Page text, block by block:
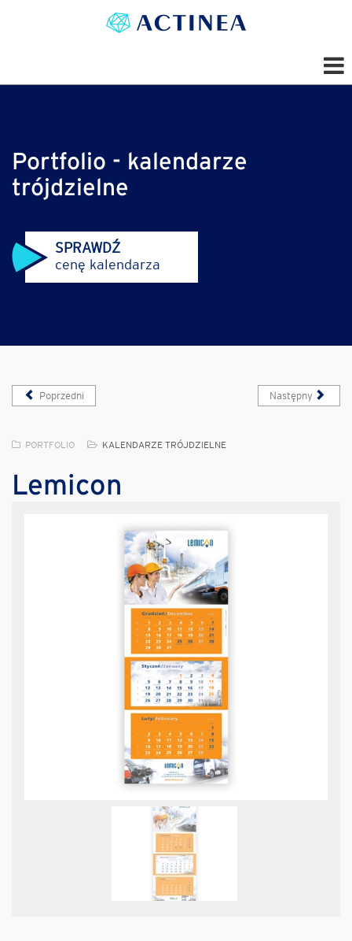
Portfolio - kalendarze
trójdzielne
SPRAWDŹ
cenę kalendarza
Poprzedni Następny
PORTFOLIO KALENDARZE TRÓJDZIELNE
Lemicon